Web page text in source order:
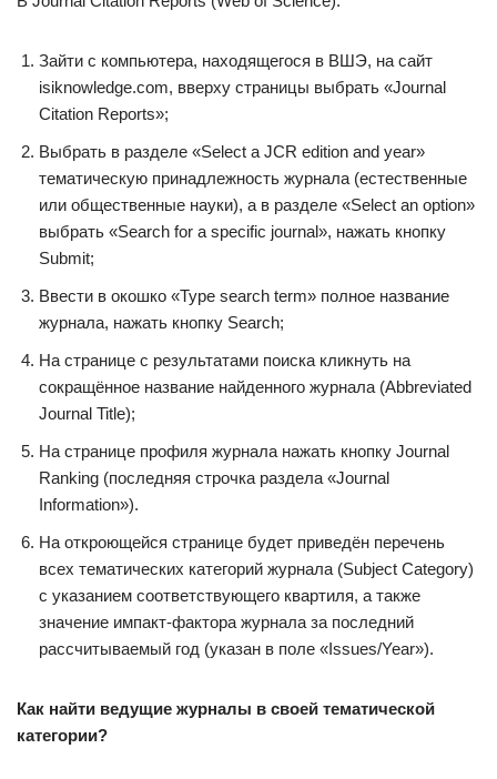
Зайти с компьютера, находящегося в ВШЭ, на сайт
isiknowledge.com, вверху страницы выбрать «Journal
Citation Reports»;
Выбрать в разделе «Select a JCR edition and year»
тематическую принадлежность журнала (естественные
или общественные науки), а в разделе «Select an option»
выбрать «Search for a specific journal», нажать кнопку
Submit;
Ввести в окошко «Type search term» полное название
журнала, нажать кнопку Search;
На странице с результатами поиска кликнуть на
сокращённое название найденного журнала (Abbreviated
Journal Title);
На странице профиля журнала нажать кнопку Journal
Ranking (последняя строчка раздела «Journal
Information»).
На откроющейся странице будет приведён перечень
всех тематических категорий журнала (Subject Category)
с указанием соответствующего квартиля, а также
значение импакт-фактора журнала за последний
рассчитываемый год (указан в поле «Issues/Year»).
Как найти ведущие журналы в своей тематической
категории?